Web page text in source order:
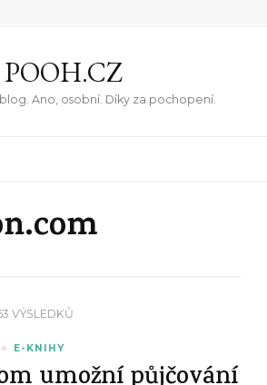
POOH.CZ
Ano, osobní. Díky za pochopení.
VÝSLEDKŮ
E-KNIHY